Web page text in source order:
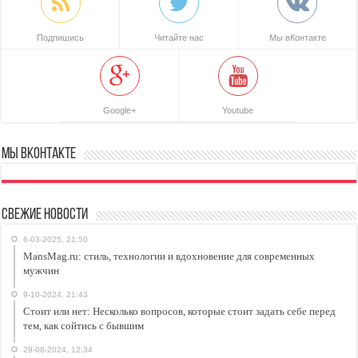
Подпишись Читайте нас Мы вКонтакте
Google+ Youtube
Мы ВКонтакте
Свежие новости
6-03-2025, 21:50
MansMag.ru: стиль, технологии и вдохновение для современных
мужчин
9-10-2024, 21:43
Стоит или нет: Несколько вопросов, которые стоит задать себе перед
тем, как сойтись с бывшим
29-08-2024, 12:34